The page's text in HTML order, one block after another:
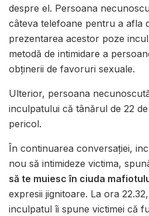
despre el. Persoana
câteva telefoane pentru a afla
prezentarea acestor poze
metodă de intimidare a
obținerii de favoruri sexuale.
Ulterior, persoana
inculpatului că tânărul de 22
pericol.
În continuarea conversației,
nou să intimideze victima,
să te muiesc în ciuda
expresii jignitoare. La ora
inculpatul îi spune victimei că